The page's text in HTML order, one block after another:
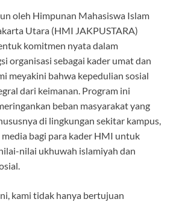
oleh Himpunan Mahasiswa Islam
Utara (HMI JAKPUSTARA)
komitmen nyata dalam
organisasi sebagai kader umat dan
meyakini bahwa kepedulian sosial
dari keimanan. Program ini
beban masyarakat yang
di lingkungan sekitar kampus,
bagi para kader HMI untuk
nilai ukhuwah islamiyah dan
kami tidak hanya bertujuan